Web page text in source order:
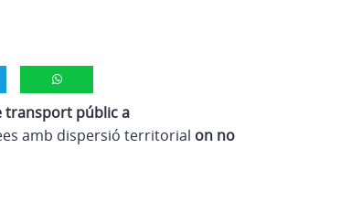
transport públic a
amb dispersió territorial on no